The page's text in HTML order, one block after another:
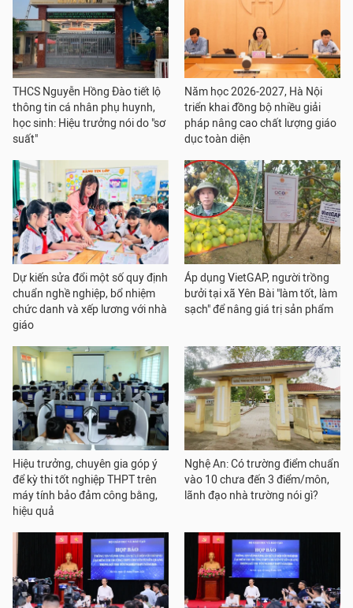
THCS Nguyễn Hồng Đào tiết lộ
thông tin cá nhân phụ huynh,
học sinh: Hiệu trưởng nói do "sơ
suất"
Năm học 2026-2027, Hà Nội
triển khai đồng bộ nhiều giải
pháp nâng cao chất lượng giáo
dục toàn diện
Dự kiến sửa đổi một số quy định
chuẩn nghề nghiệp, bổ nhiệm
chức danh và xếp lương với nhà
giáo
Áp dụng VietGAP, người trồng
bưởi tại xã Yên Bài "làm tốt, làm
sạch" để nâng giá trị sản phẩm
Hiệu trưởng, chuyên gia góp ý
để kỳ thi tốt nghiệp THPT trên
máy tính bảo đảm công bằng,
hiệu quả
Nghệ An: Có trường điểm chuẩn
vào 10 chưa đến 3 điểm/môn,
lãnh đạo nhà trường nói gì?